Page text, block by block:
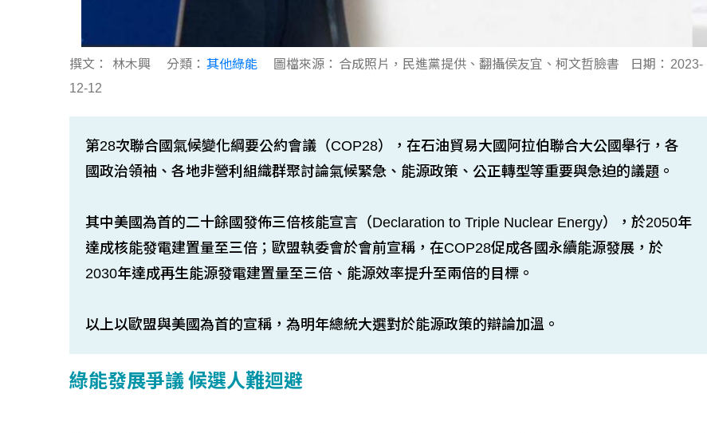
撰文： 林木興 分類： 其他綠能 圖檔來源： 合成照片，民進黨提供、翻攝侯友宜、柯文哲臉書 日期： 2023-
12-12
第28次聯合國氣候變化綱要公約會議（COP28），在石油貿易大國阿拉伯聯合大公國舉行，各
國政治領袖、各地非營利組織群聚討論氣候緊急、能源政策、公正轉型等重要與急迫的議題。
其中美國為首的二十餘國發佈三倍核能宣言（Declaration to Triple Nuclear Energy），於2050年
達成核能發電建置量至三倍；歐盟執委會於會前宣稱，在COP28促成各國永續能源發展，於
2030年達成再生能源發電建置量至三倍、能源效率提升至兩倍的目標。
以上以歐盟與美國為首的宣稱，為明年總統大選對於能源政策的辯論加溫。
綠能發展爭議 候選人難迴避